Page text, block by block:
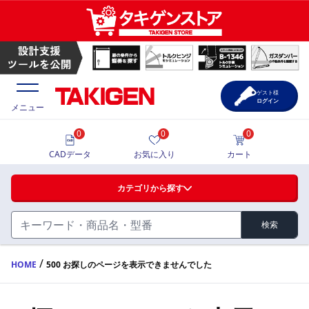
ハンドル・取手・つまみ・周辺機器
FA・A
蝶番・ステー・周辺機器
価格一覧
製品カタログ
メニュー
カテゴリから探す
検索
0
CADデータ
0
お気に入り
0
カート
ゲスト様
ログイン
HOME / 500 お探しのページを表示できませんでした